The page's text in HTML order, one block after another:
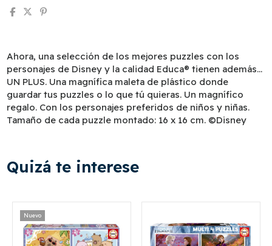
Ahora, una selección de los mejores puzzles con los
personajes de Disney y la calidad Educa® tienen además…
UN PLUS. Una magnífica maleta de plástico donde
guardar tus puzzles o lo que tú quieras. Un magnífico
regalo. Con los personajes preferidos de niños y niñas.
Tamaño de cada puzzle montado: 16 x 16 cm. ©Disney
Quizá te interese
Nuevo